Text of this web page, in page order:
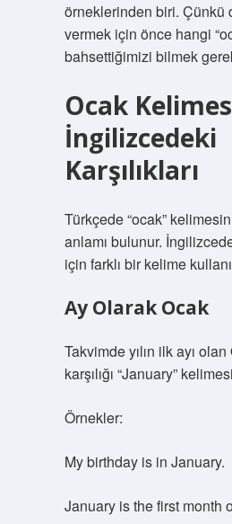
örneklerinden biri. Çünkü
vermek için önce hangi
bahsettiğimizi bilmek
Ocak
İngilizcedeki
Karşılıkları
Türkçede “ocak”
anlamı bulunur.
için farklı bir kelime
Ay Olarak Ocak
Takvimde yılın ilk ayı
karşılığı “January”
Örnekler:
My birthday is in January.
January is the first month